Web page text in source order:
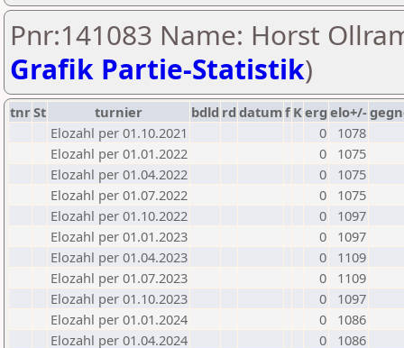
Pnr:141083 Name: Horst
Grafik Partie-Statistik)
tnrSt turnier bdld rd datumf Kerg elo+/-
Elozahl per 01.10.2021
0
1078
Elozahl per 01.01.2022
0
1075
Elozahl per 01.04.2022
0
1075
Elozahl per 01.07.2022
0
1075
Elozahl per 01.10.2022
0
1097
Elozahl per 01.01.2023
0
1097
Elozahl per 01.04.2023
0
1109
Elozahl per 01.07.2023
0
1109
Elozahl per 01.10.2023
0
1097
Elozahl per 01.01.2024
0
1086
Elozahl per 01.04.2024
0
1086